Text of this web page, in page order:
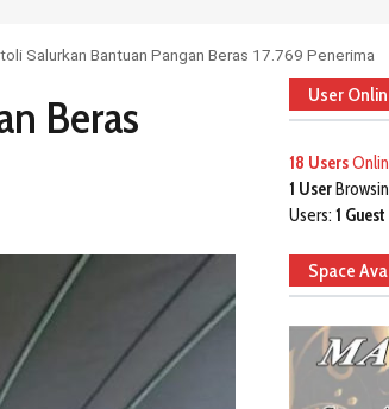
Salurkan Bantuan Pangan Beras 17.769 Penerima
Beras
User
18 Users
1 User
Users: 1 Guest
Space